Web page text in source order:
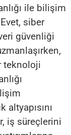
ile bilişim
siber
güvenliği
teknoloji
altyapısını
iş süreçlerini